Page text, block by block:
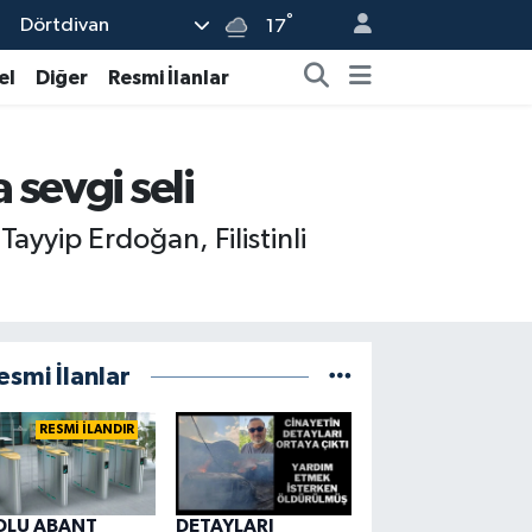
Dörtdivan 17°
Diğer Resmi İlanlar
sevgi seli
Erdoğan, Filistinli
İlanlar
RESMİ İLANDIR
ABANT
DETAYLARI